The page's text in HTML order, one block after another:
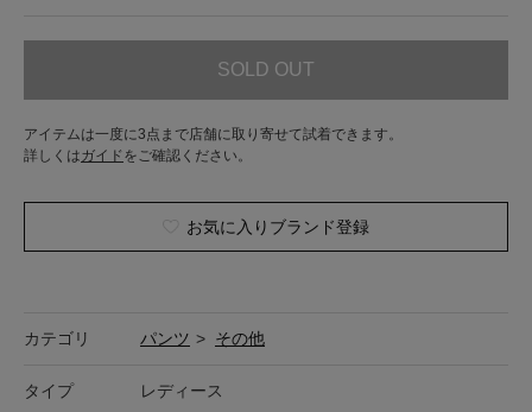
SOLD OUT
アイテムは一度に3点まで店舗に取り寄せて試着できます。
詳しくはガイド をご確認ください。
お気に入りブランド登録
カテゴリ パンツ > その他
タイプ レディース